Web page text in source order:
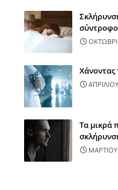
Χάνοντας
Τα μικρά
ΜΑΡΤΙΟΥ